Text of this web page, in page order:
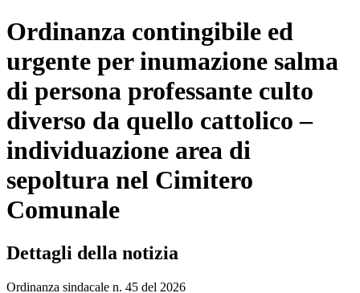
Ordinanza contingibile ed
urgente per inumazione salma
di persona professante culto
diverso da quello cattolico –
individuazione area di
sepoltura nel Cimitero
Comunale
Dettagli della notizia
Ordinanza sindacale n. 45 del 2026